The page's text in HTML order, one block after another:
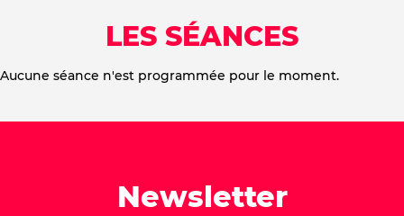
LES SÉANCES
Aucune séance n'est programmée pour le moment.
Newsletter